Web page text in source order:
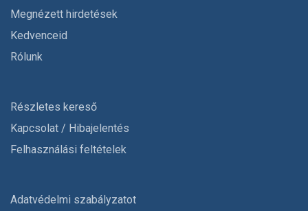
Megnézett hirdetések
Kedvenceid
Rólunk
Részletes kereső
Kapcsolat / Hibajelentés
Felhasználási feltételek
Adatvédelmi szabályzatot